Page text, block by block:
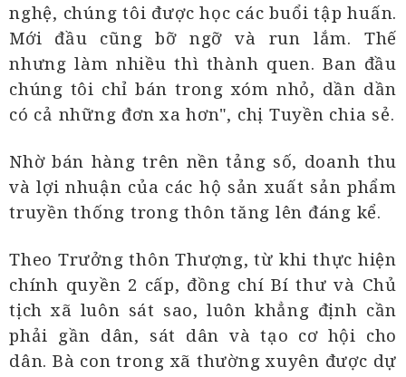
nghệ, chúng tôi được học các buổi tập huấn.
Mới đầu cũng bỡ ngỡ và run lắm. Thế
nhưng làm nhiều thì thành quen. Ban đầu
chúng tôi chỉ bán trong xóm nhỏ, dần dần
có cả những đơn xa hơn", chị Tuyền chia sẻ.
Nhờ bán hàng trên nền tảng số, doanh thu
và lợi nhuận của các hộ sản xuất sản phẩm
truyền thống trong thôn tăng lên đáng kể.
Theo Trưởng thôn Thượng, từ khi thực hiện
chính quyền 2 cấp, đồng chí Bí thư và Chủ
tịch xã luôn sát sao, luôn khẳng định cần
phải gần dân, sát dân và tạo cơ hội cho
dân. Bà con trong xã thường xuyên được dự